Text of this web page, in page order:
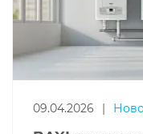
09.04.2026 |